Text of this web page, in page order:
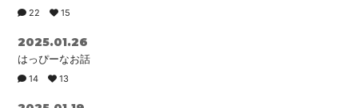
22 15
2025.01.26
はっぴーなお話
14 13